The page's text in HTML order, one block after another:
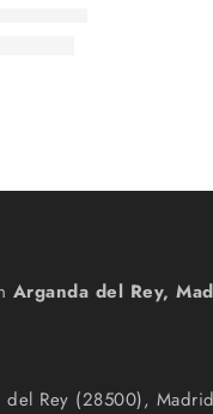
Arganda del Rey,
Rey (28500),